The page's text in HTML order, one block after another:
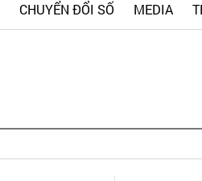
CHUYỂN ĐỔI SỐ MEDIA